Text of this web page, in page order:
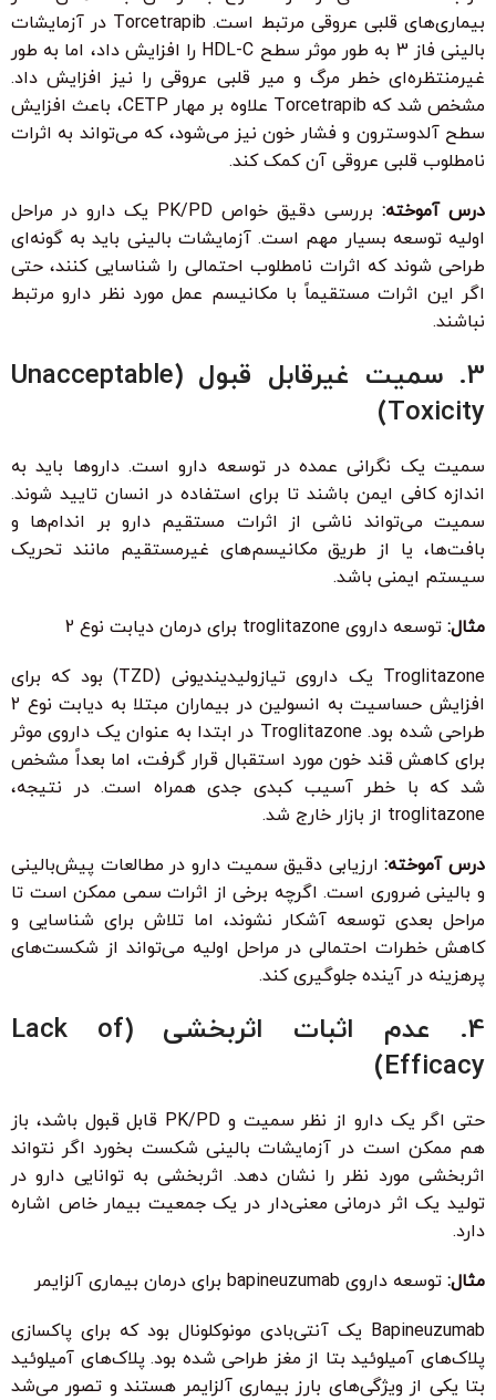
بیماری‌های قلبی عروقی مرتبط است. Torcetrapib در آزمایشات
بالینی فاز 3 به طور موثر سطح HDL-C را افزایش داد، اما به طور
غیرمنتظره‌ای خطر مرگ و میر قلبی عروقی را نیز افزایش داد.
مشخص شد که Torcetrapib علاوه بر مهار CETP، باعث افزایش
سطح آلدوسترون و فشار خون نیز می‌شود، که می‌تواند به اثرات
نامطلوب قلبی عروقی آن کمک کند.
درس آموخته:
بررسی دقیق خواص PK/PD یک دارو در مراحل
اولیه توسعه بسیار مهم است. آزمایشات بالینی باید به گونه‌ای
طراحی شوند که اثرات نامطلوب احتمالی را شناسایی کنند، حتی
اگر این اثرات مستقیماً با مکانیسم عمل مورد نظر دارو مرتبط
نباشند.
3. سمیت غیرقابل قبول (Unacceptable
Toxicity)
سمیت یک نگرانی عمده در توسعه دارو است. داروها باید به
اندازه کافی ایمن باشند تا برای استفاده در انسان تایید شوند.
سمیت می‌تواند ناشی از اثرات مستقیم دارو بر اندام‌ها و
بافت‌ها، یا از طریق مکانیسم‌های غیرمستقیم مانند تحریک
سیستم ایمنی باشد.
مثال: توسعه داروی troglitazone برای درمان دیابت نوع 2
Troglitazone یک داروی تیازولیدیندیونی (TZD) بود که برای
افزایش حساسیت به انسولین در بیماران مبتلا به دیابت نوع 2
طراحی شده بود. Troglitazone در ابتدا به عنوان یک داروی موثر
برای کاهش قند خون مورد استقبال قرار گرفت، اما بعداً مشخص
شد که با خطر آسیب کبدی جدی همراه است. در نتیجه،
troglitazone از بازار خارج شد.
درس آموخته:ارزیابی دقیق سمیت دارو در مطالعات پیش‌بالینی
و بالینی ضروری است. اگرچه برخی از اثرات سمی ممکن است تا
مراحل بعدی توسعه آشکار نشوند، اما تلاش برای شناسایی و
کاهش خطرات احتمالی در مراحل اولیه می‌تواند از شکست‌های
پرهزینه در آینده جلوگیری کند.
4. عدم اثبات اثربخشی (Lack of
Efficacy)
حتی اگر یک دارو از نظر سمیت و PK/PD قابل قبول باشد، باز
هم ممکن است در آزمایشات بالینی شکست بخورد اگر نتواند
اثربخشی مورد نظر را نشان دهد. اثربخشی به توانایی دارو در
تولید یک اثر درمانی معنی‌دار در یک جمعیت بیمار خاص اشاره
دارد.
مثال: توسعه داروی bapineuzumab برای درمان بیماری آلزایمر
Bapineuzumab یک آنتی‌بادی مونوکلونال بود که برای پاکسازی
پلاک‌های آمیلوئید بتا از مغز طراحی شده بود. پلاک‌های آمیلوئید
بتا یکی از ویژگی‌های بارز بیماری آلزایمر هستند و تصور می‌شد